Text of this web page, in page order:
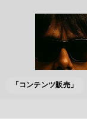
「コンテンツ販売」